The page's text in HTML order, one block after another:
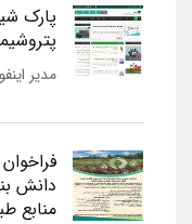
پارک
مدیر اینفو
دانش
منابع